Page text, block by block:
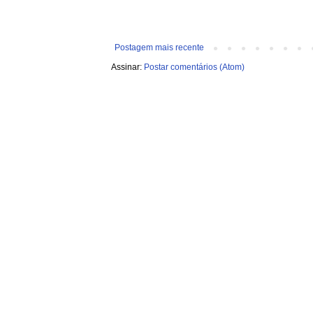
Postagem mais recente
Assinar: Postar comentários (Atom)